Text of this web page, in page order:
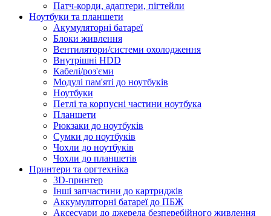
Патч-корди, адаптери, пігтейли
Ноутбуки та планшети
Акумуляторні батареї
Блоки живлення
Вентилятори/системи охолодження
Внутрішні HDD
Кабелі/роз'єми
Модулі пам'яті до ноутбуків
Ноутбуки
Петлі та корпусні частини ноутбука
Планшети
Рюкзаки до ноутбуків
Сумки до ноутбуків
Чохли до ноутбуків
Чохли до планшетів
Принтери та оргтехніка
3D-принтер
Інші запчастини до картриджів
Аккумуляторні батареї до ПБЖ
Аксесуари до джерела безперебійного живлення